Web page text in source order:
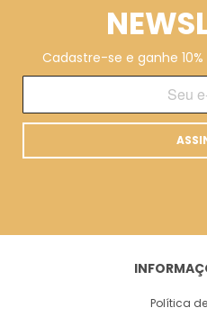
Cadastre-se e ganhe
Política